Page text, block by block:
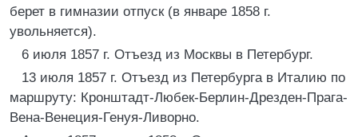
берет в гимназии отпуск (в январе 1858 г.
увольняется).
6 июля 1857 г. Отъезд из Москвы в Петербург.
13 июля 1857 г. Отъезд из Петербурга в Италию по
маршруту: Кронштадт-Любек-Берлин-Дрезден-Прага-
Вена-Венеция-Генуя-Ливорно.